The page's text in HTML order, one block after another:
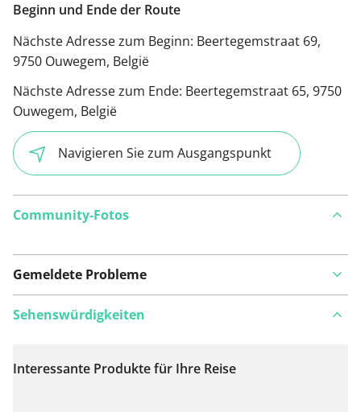
Beginn und Ende der Route
Nächste Adresse zum Beginn: Beertegemstraat 69,
9750 Ouwegem, België
Nächste Adresse zum Ende: Beertegemstraat 65, 9750
Ouwegem, België
Navigieren Sie zum Ausgangspunkt
Community-Fotos
Gemeldete Probleme
Auf Karte anzeigen
Sehenswürdigkeiten
Interessante Produkte für Ihre Reise